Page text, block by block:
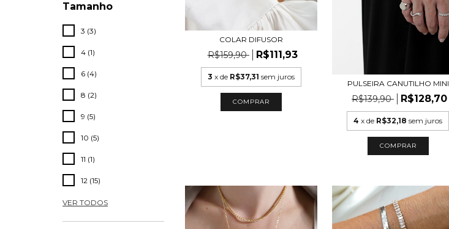
Tamanho
3 (3)
4 (1)
6 (4)
8 (2)
9 (5)
10 (5)
11 (1)
12 (15)
VER TODOS
COLAR DIFUSOR
R$159,90 R$111,93
3 x de R$37,31 sem juros
COMPRAR
PULSEIRA CANUTILHO MINI
R$139,90 R$128,70
4 x de R$32,18 sem juros
COMPRAR